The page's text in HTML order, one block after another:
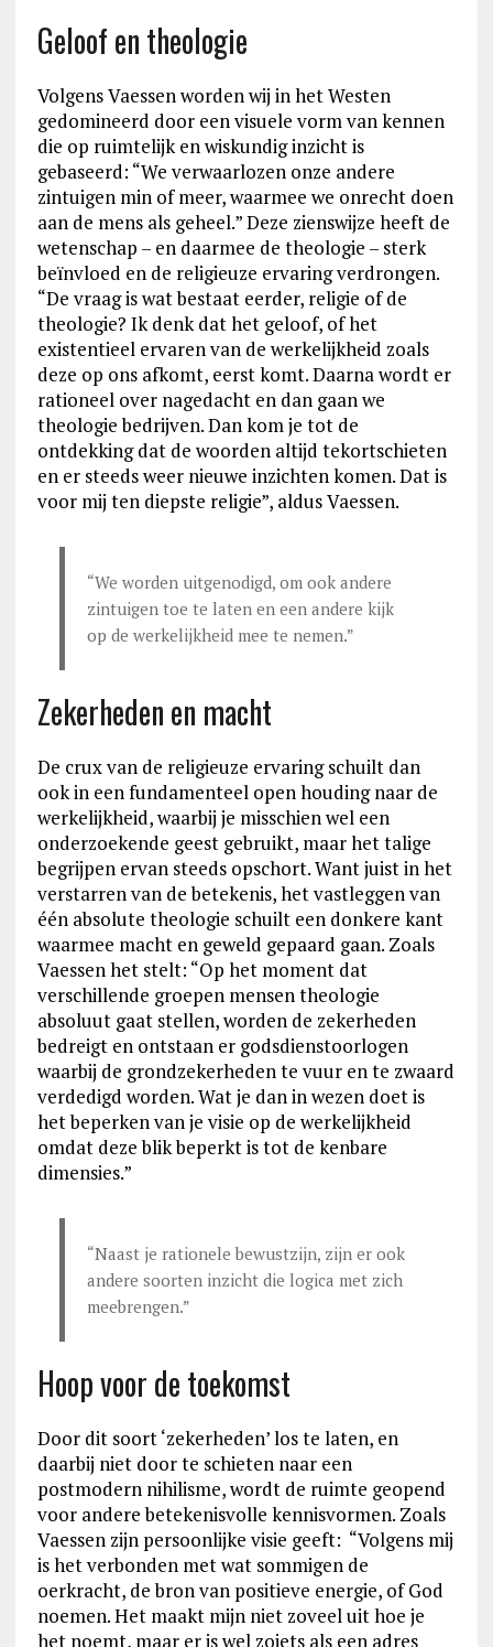
Geloof en theologie
Volgens Vaessen worden wij in het Westen
gedomineerd door een visuele vorm van kennen
die op ruimtelijk en wiskundig inzicht is
gebaseerd: “We verwaarlozen onze andere
zintuigen min of meer, waarmee we onrecht doen
aan de mens als geheel.” Deze zienswijze heeft de
wetenschap – en daarmee de theologie – sterk
beïnvloed en de religieuze ervaring verdrongen.
“De vraag is wat bestaat eerder, religie of de
theologie? Ik denk dat het geloof, of het
existentieel ervaren van de werkelijkheid zoals
deze op ons afkomt, eerst komt. Daarna wordt er
rationeel over nagedacht en dan gaan we
theologie bedrijven. Dan kom je tot de
ontdekking dat de woorden altijd tekortschieten
en er steeds weer nieuwe inzichten komen. Dat is
voor mij ten diepste religie”, aldus Vaessen.
“We worden uitgenodigd, om ook andere
zintuigen toe te laten en een andere kijk
op de werkelijkheid mee te nemen.”
Zekerheden en macht
De crux van de religieuze ervaring schuilt dan
ook in een fundamenteel open houding naar de
werkelijkheid, waarbij je misschien wel een
onderzoekende geest gebruikt, maar het talige
begrijpen ervan steeds opschort. Want juist in het
verstarren van de betekenis, het vastleggen van
één absolute theologie schuilt een donkere kant
waarmee macht en geweld gepaard gaan. Zoals
Vaessen het stelt: “Op het moment dat
verschillende groepen mensen theologie
absoluut gaat stellen, worden de zekerheden
bedreigt en ontstaan er godsdienstoorlogen
waarbij de grondzekerheden te vuur en te zwaard
verdedigd worden. Wat je dan in wezen doet is
het beperken van je visie op de werkelijkheid
omdat deze blik beperkt is tot de kenbare
dimensies.”
“Naast je rationele bewustzijn, zijn er ook
andere soorten inzicht die logica met zich
meebrengen.”
Hoop voor de toekomst
Door dit soort ‘zekerheden’ los te laten, en
daarbij niet door te schieten naar een
postmodern nihilisme, wordt de ruimte geopend
voor andere betekenisvolle kennisvormen. Zoals
Vaessen zijn persoonlijke visie geeft: “Volgens mij
is het verbonden met wat sommigen de
oerkracht, de bron van positieve energie, of God
noemen. Het maakt mijn niet zoveel uit hoe je
het noemt, maar er is wel zoiets als een adres